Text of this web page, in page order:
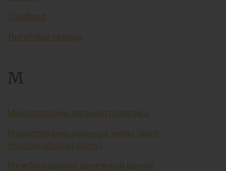
Ломбард
Льготный период
М
Макропруденциальная политика
Макропруденциальные меры (англ.
macroprudential policy)
Межбанковский денежный рынок